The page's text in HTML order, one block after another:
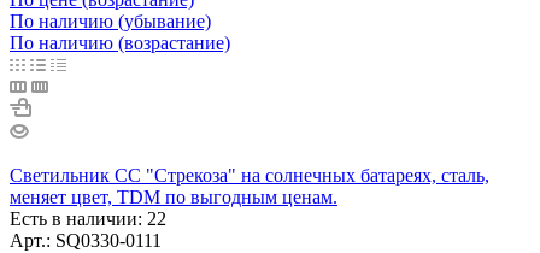
По наличию (убывание)
По наличию (возрастание)
Светильник СС "Стрекоза" на солнечных батареях, сталь,
меняет цвет, TDM по выгодным ценам.
Есть в наличии: 22
Арт.: SQ0330-0111